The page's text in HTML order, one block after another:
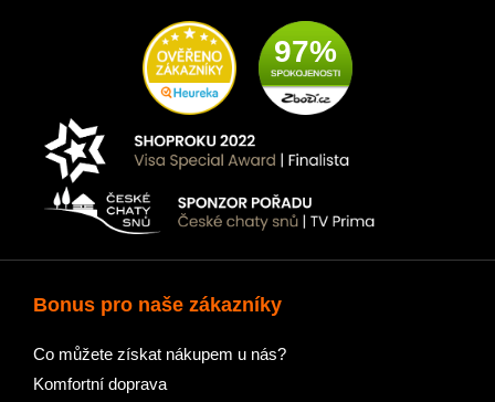
97%
Bonus pro naše zákazníky
Co můžete získat nákupem u nás?
Komfortní doprava